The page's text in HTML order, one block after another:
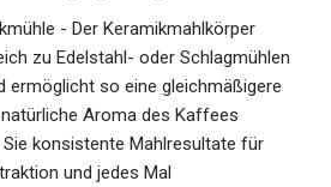
- Der Keramikmahlkörper
zu Edelstahl- oder Schlagmühlen
ermöglicht so eine gleichmäßigere
Aroma des Kaffees
Sie konsistente Mahlresultate für
und jedes Mal